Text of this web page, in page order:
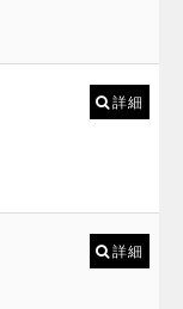
詳細
詳細